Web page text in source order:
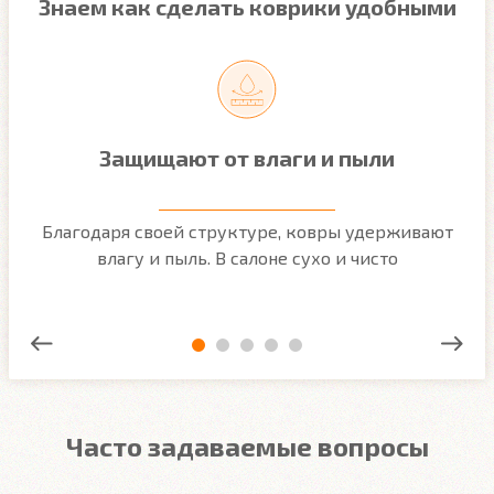
Знаем как сделать коврики удобными
Защищают от влаги и пыли
Благодаря своей структуре, ковры удерживают
влагу и пыль. В салоне сухо и чисто
Часто задаваемые вопросы